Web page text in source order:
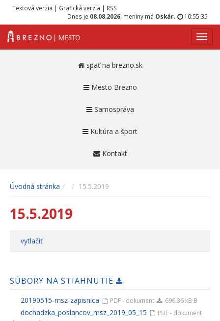
Textová verzia | Grafická verzia | RSS
Dnes je 08.08.2026 , meniny má Oskár. 10:55:35
späť na brezno.sk
Mesto Brezno
Samospráva
Kultúra a šport
Kontakt
Úvodná stránka 15.5.2019
15.5.2019
vytlačiť
SÚBORY NA STIAHNUTIE
20190515-msz-zapisnica PDF - dokument 696.36 kB B
dochadzka_poslancov_msz_2019_05_15
PDF - dokument